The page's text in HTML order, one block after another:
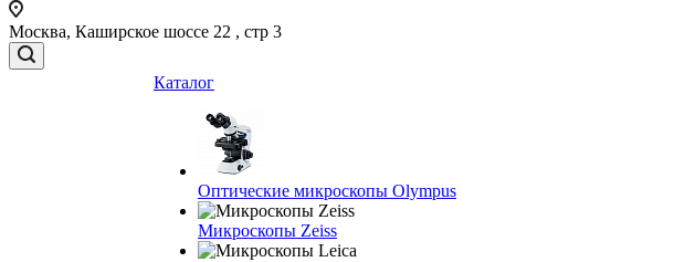
Москва, Каширское шоссе 22 , стр 3
Каталог
Оптические микроскопы Olympus
Микроскопы Zeiss